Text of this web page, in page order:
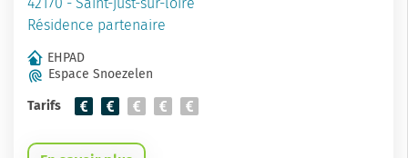
Résidence partenaire
EHPAD
Espace Snoezelen
Tarifs